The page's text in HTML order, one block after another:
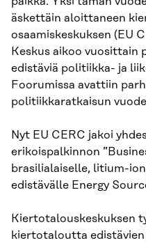
äskettäin aloittaneen
osaamiskeskuksen (EU
Keskus aikoo
edistäviä politiikka- ja
Foorumissa avattiin
politiikkaratkaisun
Nyt EU CERC jakoi
erikoispalkinnon
brasilialaiselle, litium-
edistävälle Energy
Kiertotalouskeskuksen
kiertotaloutta